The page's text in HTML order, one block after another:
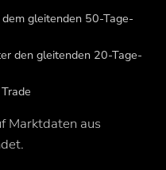
gleitenden 50-Tage-
den gleitenden 20-Tage-
Marktdaten aus